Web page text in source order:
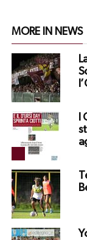
MORE IN NEWS